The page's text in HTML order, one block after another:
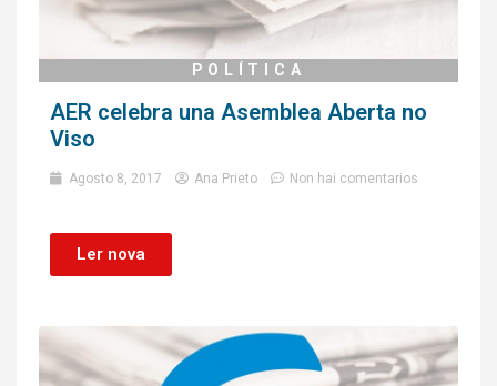
POLÍTICA
AER celebra una Asemblea Aberta no
Viso
Agosto 8, 2017 Ana Prieto Non hai comentarios
Ler nova